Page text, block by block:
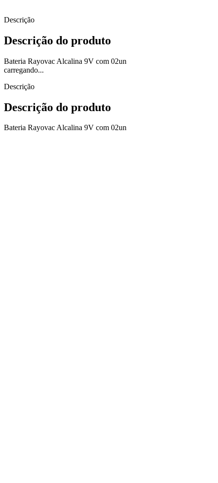
Descrição
Descrição do produto
Bateria Rayovac Alcalina 9V com 02un
carregando...
Descrição
Descrição do produto
Bateria Rayovac Alcalina 9V com 02un